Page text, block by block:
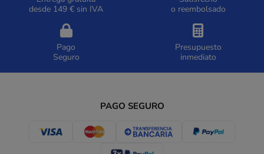
desde 149 € sin IVA
o reembolsado
Pago
Seguro
Presupuesto
inmediato
PAGO SEGURO